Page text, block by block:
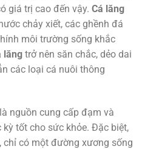
giá trị cao đến vậy. Cá lăng
chảy xiết, các ghềnh đá
môi trường sống khắc
lăng trở nên săn chắc, dẻo dai
các loại cá nuôi thông
là nguồn cung cấp đạm và
tốt cho sức khỏe. Đặc biệt,
có một đường xương sống